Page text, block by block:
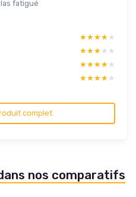
fatigué
★★★★★
★★★★★
★★★★★
★★★★★
★★★★★
★★★★★
★★★★★
★★★★★
complet
nos comparatifs